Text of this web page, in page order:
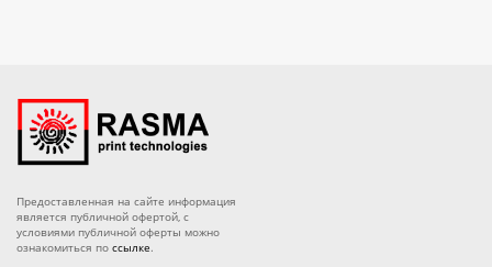
Предоставленная на сайте информация
является публичной офертой, с
условиями публичной оферты можно
ознакомиться по ссылке.